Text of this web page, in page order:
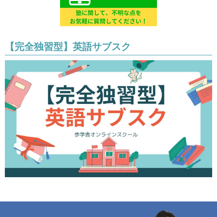
【完全独習型】英語サブスク